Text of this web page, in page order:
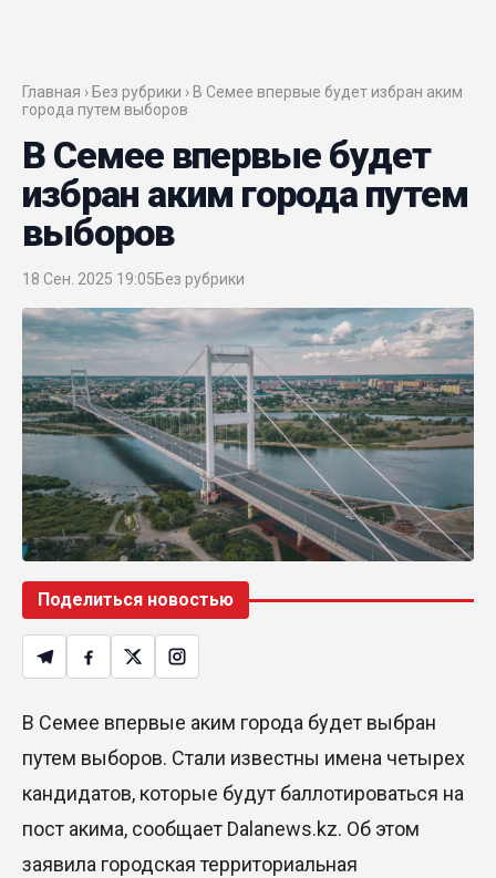
Главная › Без рубрики › В Семее впервые будет избран аким
города путем выборов
В Семее впервые будет
избран аким города путем
выборов
18 Сен. 2025 19:05Без рубрики
Поделиться новостью
В Семее впервые аким города будет выбран
путем выборов. Стали известны имена четырех
кандидатов, которые будут баллотироваться на
пост акима, сообщает Dalanews.kz. Об этом
заявила городская территориальная